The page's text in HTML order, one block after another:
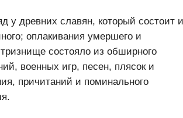
древних славян, который состоит из
оплакивания умершего и
состояло из обширного
военных игр, песен, плясок и
причитаний и поминального